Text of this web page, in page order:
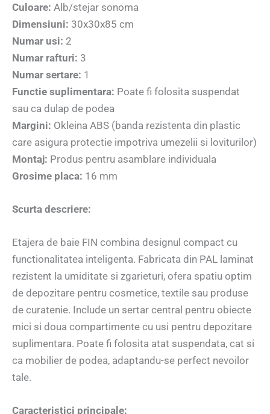
Culoare: Alb/stejar sonoma
Dimensiuni: 30x30x85 cm
Numar usi: 2
Numar rafturi: 3
Numar sertare: 1
Functie suplimentara: Poate fi folosita suspendat
sau ca dulap de podea
Margini: Okleina ABS (banda rezistenta din plastic
care asigura protectie impotriva umezelii si loviturilor)
Montaj: Produs pentru asamblare individuala
Grosime placa: 16 mm
Scurta descriere:
Etajera de baie FIN combina designul compact cu
functionalitatea inteligenta. Fabricata din PAL laminat
rezistent la umiditate si zgarieturi, ofera spatiu optim
de depozitare pentru cosmetice, textile sau produse
de curatenie. Include un sertar central pentru obiecte
mici si doua compartimente cu usi pentru depozitare
suplimentara. Poate fi folosita atat suspendata, cat si
ca mobilier de podea, adaptandu-se perfect nevoilor
tale.
Caracteristici principale: